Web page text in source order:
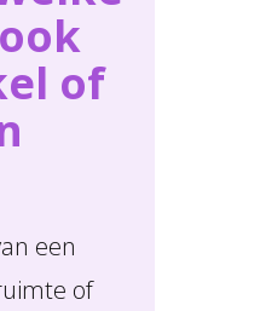
of
een
of